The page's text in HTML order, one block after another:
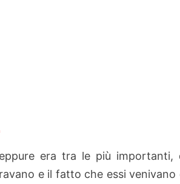
era tra le più importanti,
e il fatto che essi